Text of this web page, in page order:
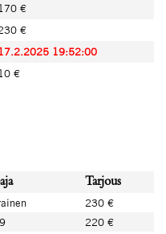
170 €
€
19:52:00
€
Tarjous
230 €
220 €